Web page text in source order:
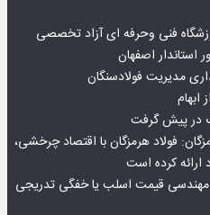
فنی وحرفه ای آزاد تخصصی
استاندار اصفهان
مدیریت فولادسنگان
در پیش گرفت
فولاد هرمزگان با اقتصاد چرخشی،
ارائه کرده است
۱۶۳۰۰ بورس کالا؛ مهندسی قیمت اسلب یا خفگی تدریجی